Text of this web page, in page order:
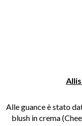
Alle guance è stato
blush in crema